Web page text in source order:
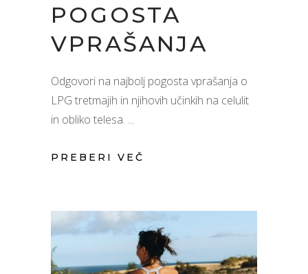
POGOSTA
VPRAŠANJA
Odgovori na najbolj pogosta vprašanja o
LPG tretmajih in njihovih učinkih na celulit
in obliko telesa.
PREBERI VEČ